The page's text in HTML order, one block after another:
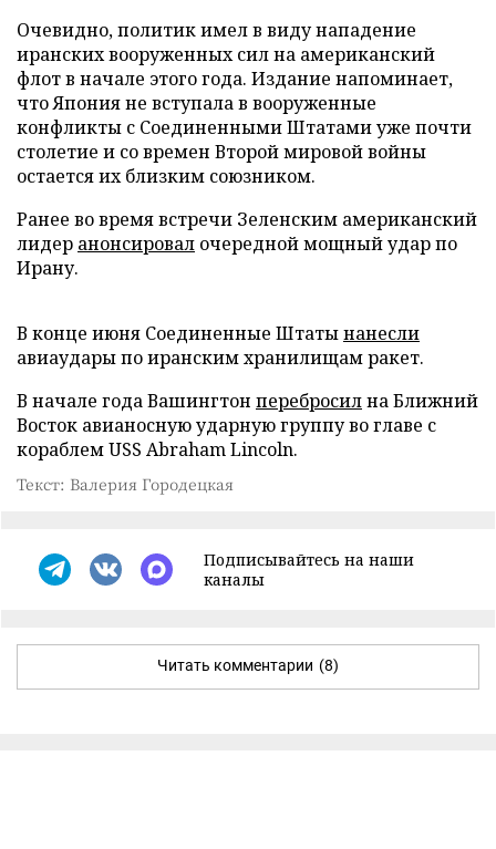
Очевидно, политик имел в виду нападение
иранских вооруженных сил на американский
флот в начале этого года. Издание напоминает,
что Япония не вступала в вооруженные
конфликты с Соединенными Штатами уже почти
столетие и со времен Второй мировой войны
остается их близким союзником.
Ранее во время встречи Зеленским американский
лидер анонсировал очередной мощный удар по
Ирану.
В конце июня Соединенные Штатынанесли
авиаудары по иранским хранилищам ракет.
В начале года Вашингтон перебросилна Ближний
Восток авианосную ударную группу во главе с
кораблем USS Abraham Lincoln.
Текст: Валерия Городецкая
Подписывайтесь на наши
каналы
Читать комментарии (8)